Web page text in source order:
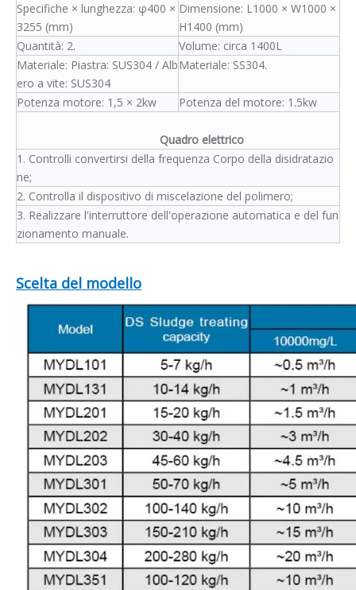
Specifiche × lunghezza: φ400 ×
3255 (mm)
Dimensione: L1000 × W1000 ×
H1400 (mm)
Quantità: 2.
Volume: circa 1400L
Materiale: Piastra: SUS304 / Alb
ero a vite: SUS304
Materiale: SS304.
Potenza motore: 1,5 × 2kw Potenza del motore: 1.5kw
Quadro elettrico
1. Controlli convertirsi della frequenza Corpo della disidratazio
ne;
2. Controlla il dispositivo di miscelazione del polimero;
3. Realizzare l'interruttore dell'operazione automatica e del fun
zionamento manuale.
Scelta del modello